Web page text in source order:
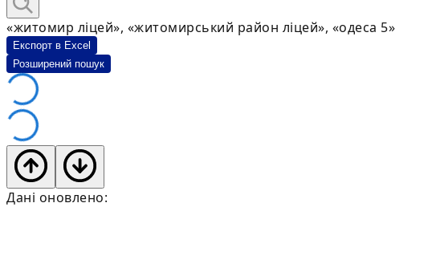
«житомир ліцей», «житомирський район ліцей», «одеса 5»
Експорт в Excel
Розширений пошук
Дані оновлено: